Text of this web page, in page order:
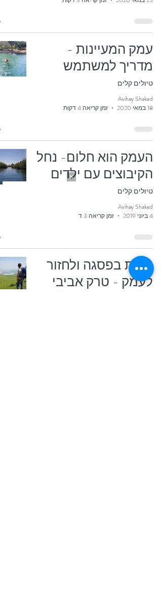
עמק המעיינות -
מדריך למשתמש
טיולים קלים
Avihay Shaked
18 במאי 2020
זמן קריאה 4 דקות
העמק הוא חלום- נחל
הקיבוצים עם ילדים
טיולים קלים
Avihay Shaked
4 ביוני 2019
זמן קריאה 3 דקות
לגעת בפסגה ולחזור
לעמק - טרק אביבי